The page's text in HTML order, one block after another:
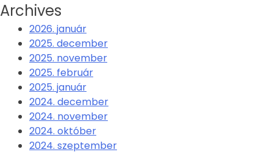
Archives
2026. január
2025. december
2025. november
2025. február
2025. január
2024. december
2024. november
2024. október
2024. szeptember